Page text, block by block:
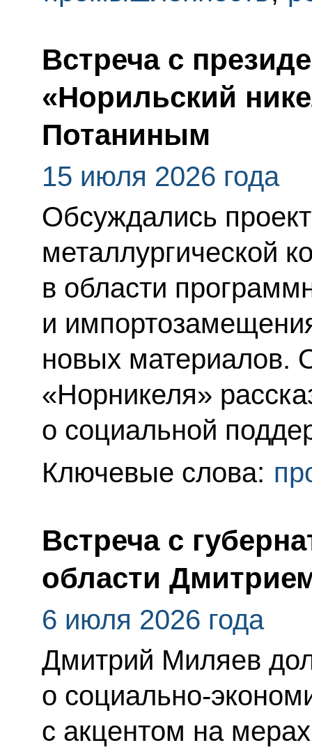
Встреча с
«Норильский
Потаниным
15 июля 2026 года
Обсуждались
металлургической
в области
и
новых материалов.
«Норникеля»
о социальной
Ключевые слова:
Встреча с
области
6 июля 2026 года
Дмитрий Миляев
о социально-
с акцентом на